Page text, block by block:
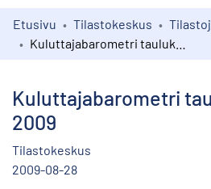
Kokoelmat
Etusivu Tilastokeskus
Kuluttajabarometri
2009
Tilastokeskus
2009-08-28